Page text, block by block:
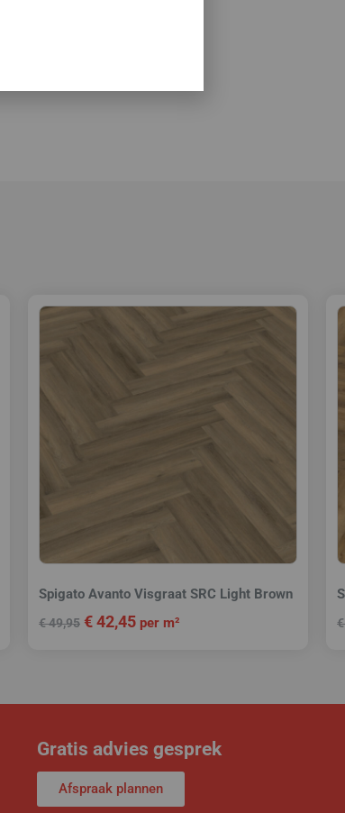
Spigato Avanto Visgraat SRC Light Brown
€49,95 €42,45 per m² €
Gratis advies gesprek
Afspraak plannen